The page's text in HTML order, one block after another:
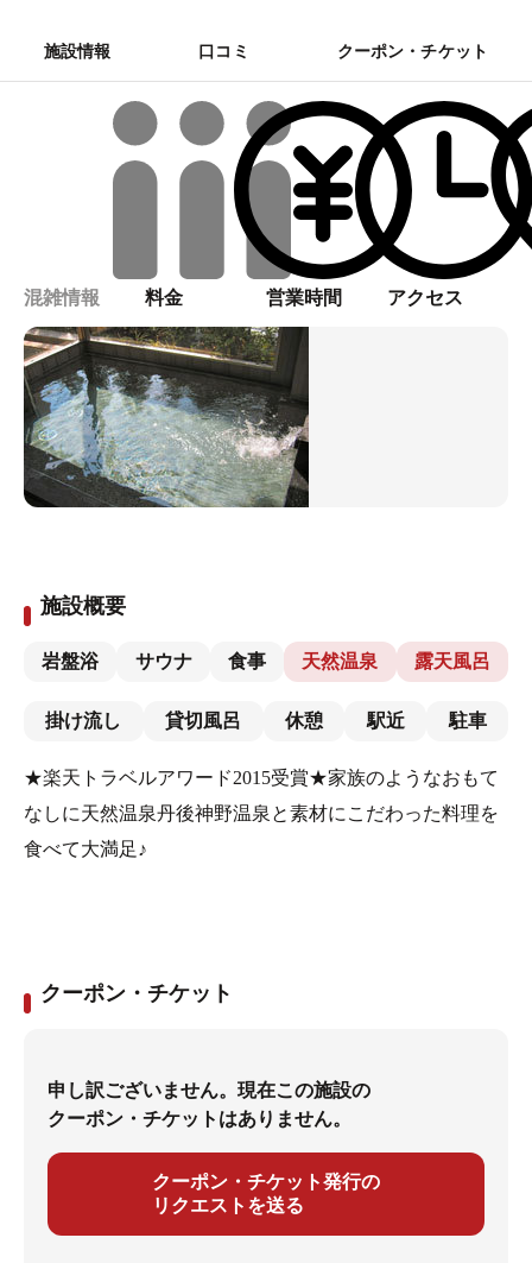
施設情報 口コミ クーポン・チケット
混雑情報 料金 営業時間 アクセス
施設概要
岩盤浴 サウナ 食事 天然温泉 露天風呂
掛け流し 貸切風呂 休憩 駅近 駐車
★楽天トラベルアワード2015受賞★家族のようなおもて
なしに天然温泉丹後神野温泉と素材にこだわった料理を
食べて大満足♪
クーポン・チケット
申し訳ございません。現在この施設の
クーポン・チケットはありません。
クーポン・チケット発行の
リクエストを送る